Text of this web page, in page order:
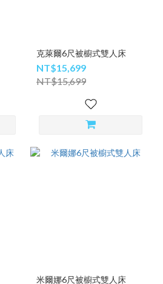
克萊爾6尺被櫥式雙人床
NT$15,699
NT$15,699
米爾娜6尺被櫥式雙人床